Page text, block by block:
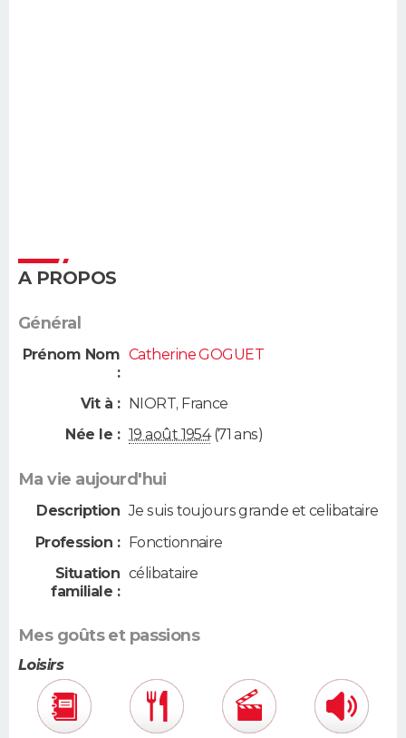
A PROPOS
Général
Prénom Nom
:
Catherine GOGUET
Vit à : NIORT, France
Née le : 19 août 1954(71 ans)
Ma vie aujourd'hui
Description Je suis toujours grande et celibataire
Profession : Fonctionnaire
Situation
familiale :
célibataire
Mes goûts et passions
Loisirs